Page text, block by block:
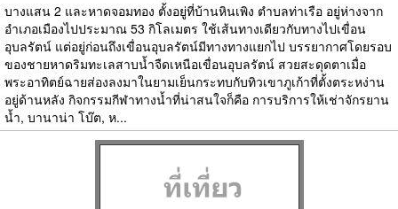
บางแสน 2 และหาดจอมทอง ตั้งอยู่ที่บ้านหินเพิง ตำบลท่าเรือ อยู่ห่างจาก
อำเภอเมืองไปประมาณ 53 กิโลเมตร ใช้เส้นทางเดียวกับทางไปเขื่อน
อุบลรัตน์ แต่อยู่ก่อนถึงเขื่อนอุบลรัตน์มีทางทางแยกไป บรรยากาศโดยรอบ
ของชายหาดริมทะเลสาบน้ำจืดเหนือเขื่อนอุบลรัตน์ สวยสะดุดตาเมื่อ
พระอาทิตย์ฉายส่องลงมาในยามเย็นกระทบกับทิวเขาภูเก้าที่ตั้งตระหง่าน
อยู่ด้านหลัง กิจกรรมกีฬาทางน้ำที่น่าสนใจก็คือ การบริการให้เช่าจักรยาน
น้ำ, บานาน่า โบ๊ต, ห...